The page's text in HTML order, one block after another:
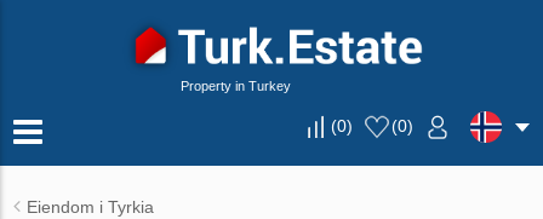
Property in Turkey
(0) (0)
Eiendom i Tyrkia